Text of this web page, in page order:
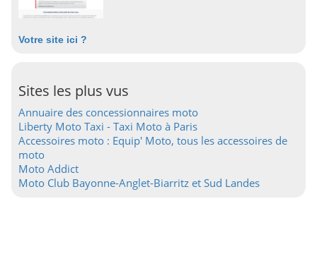
Votre site ici ?
Sites les plus vus
Annuaire des concessionnaires moto
Liberty Moto Taxi - Taxi Moto à Paris
Accessoires moto : Equip' Moto, tous les accessoires de
moto
Moto Addict
Moto Club Bayonne-Anglet-Biarritz et Sud Landes